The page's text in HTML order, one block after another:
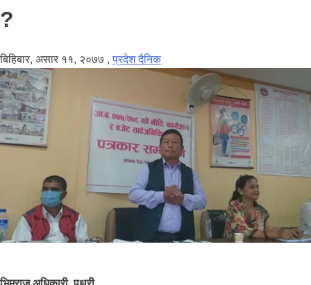
?
बिहिबार, असार ११, २०७७ ,प्रदेश दैनिक